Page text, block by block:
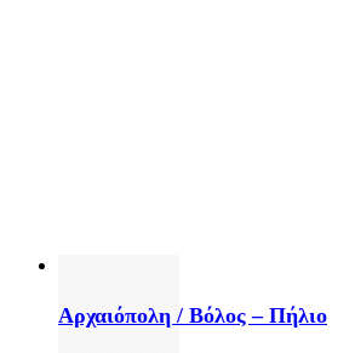
Αρχαιόπολη / Βόλος – Πήλιο